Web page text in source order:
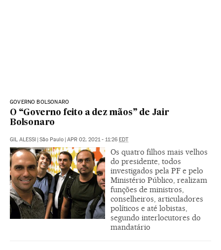
GOVERNO BOLSONARO
O “Governo feito a dez mãos” de Jair
Bolsonaro
GIL ALESSI São Paulo APR 02, 2021 - 11:26 EDT
Os quatro filhos mais velhos
do presidente, todos
investigados pela PF e pelo
Ministério Público, realizam
funções de ministros,
conselheiros, articuladores
políticos e até lobistas,
segundo interlocutores do
mandatário